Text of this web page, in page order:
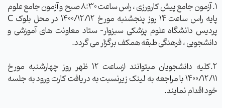
آزمون جامع پیش کارورزی ، راس ساعت 8:30 صبح و آزمون جامع علوم
14 روز پنجشنبه مورخ 1400/12/12 در محل بلوک
C
دانشگاه علوم پزشکی سبزوار- ستاد معاونت های آموزشی و
، فرهنگی طبقه همکف برگزار می گردد.
کلیه دانشجویان میتوانند ازساعت 12 ظهر روز چهارشنبه مورخ
1400/12/11 با مراجعه به لینک زیرنسبت به دریافت کارت ورود به جلسه
اقدام نمایند.